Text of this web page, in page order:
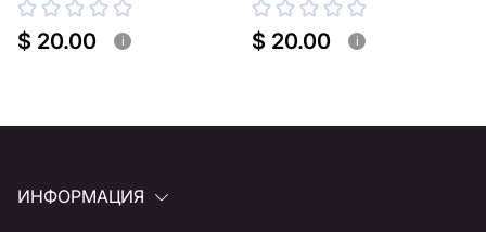
резки
$ 20.00 i $ 20.00 i
ИНФОРМАЦИЯ